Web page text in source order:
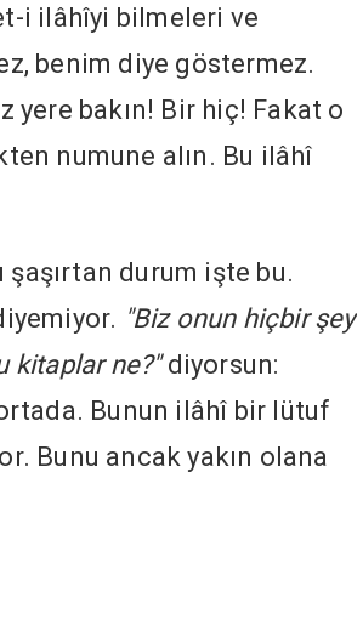
i ilâhîyi bilmeleri ve
benim diye göstermez.
yere bakın! Bir hiç! Fakat o
numune alın. Bu ilâhî
şaşırtan durum işte bu.
"Biz onun hiçbir şey
kitaplar ne?"diyorsun:
Bunun ilâhî bir lütuf
Bunu ancak yakın olana